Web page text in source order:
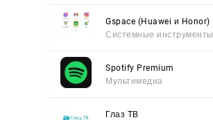
Gspace (Huawei и Honor)
Системные инструменты
Spotify Premium
Мультимедиа
Глаз ТВ